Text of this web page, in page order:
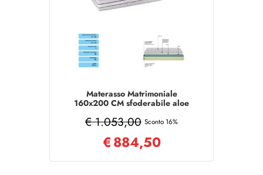
Materasso Matrimoniale
160x200 CM sfoderabile aloe
€ 1.053,00 Sconto 16%
€884,50